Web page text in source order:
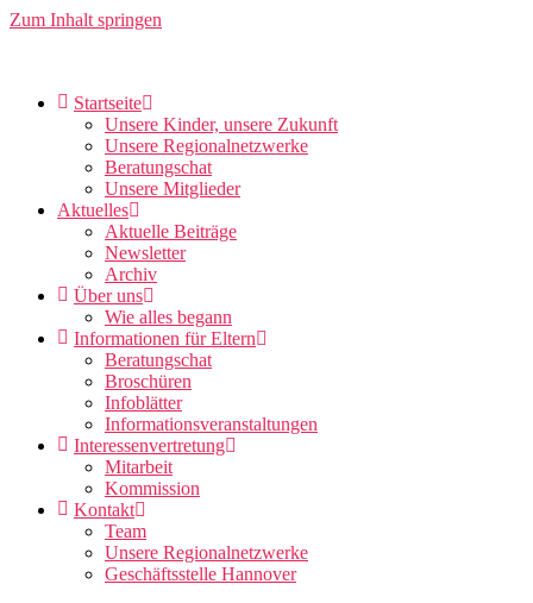
Zum Inhalt springen
Startseite
Unsere Kinder, unsere Zukunft
Unsere Regionalnetzwerke
Beratungschat
Unsere Mitglieder
Aktuelles
Aktuelle Beiträge
Newsletter
Archiv
Über uns
Wie alles begann
Informationen für Eltern
Beratungschat
Broschüren
Infoblätter
Informationsveranstaltungen
Interessenvertretung
Mitarbeit
Kommission
Kontakt
Team
Unsere Regionalnetzwerke
Geschäftsstelle Hannover